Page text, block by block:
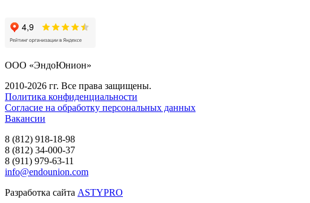
ООО «ЭндоЮнион»
2010-2026 гг. Все права защищены.
Политика конфиденциальности
Согласие на обработку персональных данных
Вакансии
8 (812) 918-18-98
8 (812) 34-000-37
8 (911) 979-63-11
info@endounion.com
Разработка сайта ASTYPRO